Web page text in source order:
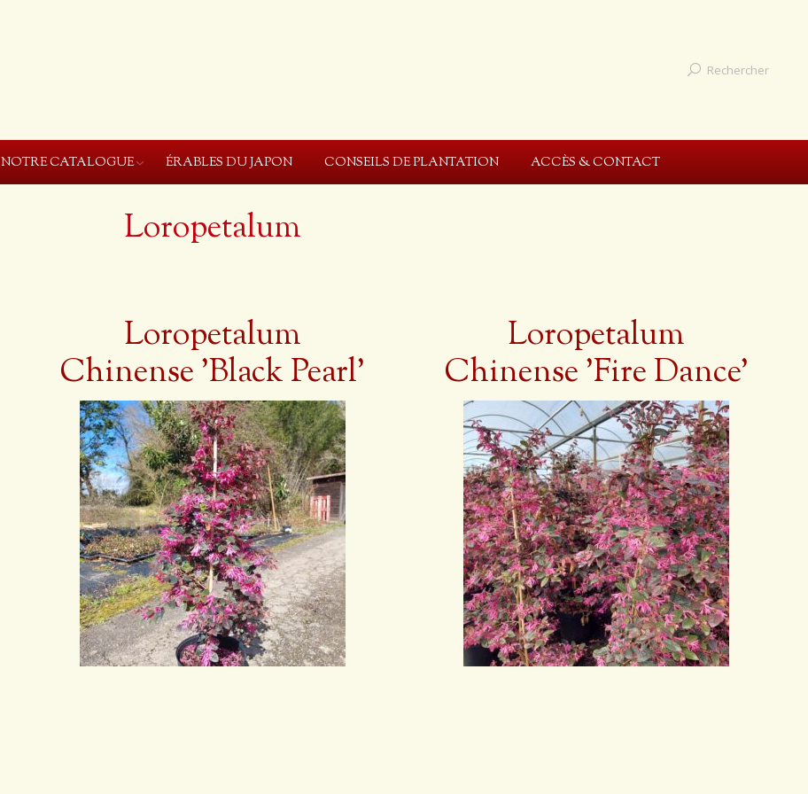
Rechercher
NOTRE CATALOGUE ÉRABLES DU JAPON CONSEILS DE PLANTATION ACCÈS & CONTACT
Loropetalum
Loropetalum
Chinense 'Black Pearl'
Loropetalum
Chinense 'Fire Dance'